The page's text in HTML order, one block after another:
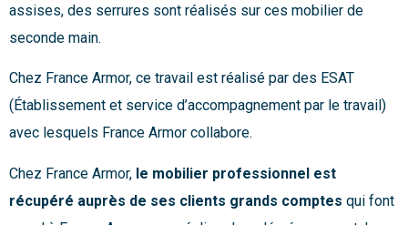
assises, des serrures sont réalisés sur ces mobilier de
seconde main.
Chez France Armor, ce travail est réalisé par des ESAT
(Établissement et service d’accompagnement par le travail)
avec lesquels France Armor collabore.
Chez France Armor, le mobilier professionnel est
récupéré auprès de ses clients grands comptes qui font